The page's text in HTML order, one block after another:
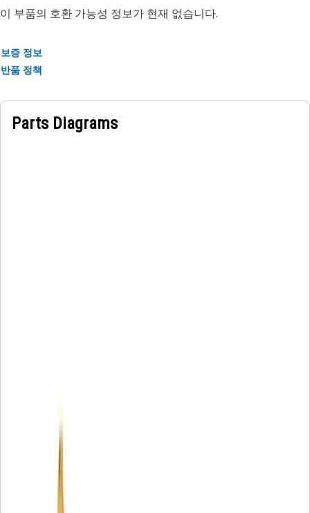
이 부품의 호환 가능성 정보가 현재 없습니다.
보증 정보
반품 정책
Parts Diagrams